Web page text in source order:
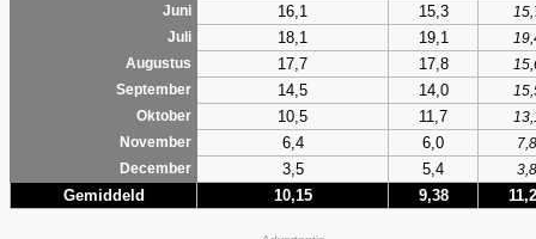
Juni
16,1 15,3
Juli
18,1 19,1
Augustus
17,7 17,8
September
14,5 14,0
Oktober
10,5 11,7
November
6,4 6,0
7,8
December
3,5 5,4 3,8
Gemiddeld 10,15 9,38